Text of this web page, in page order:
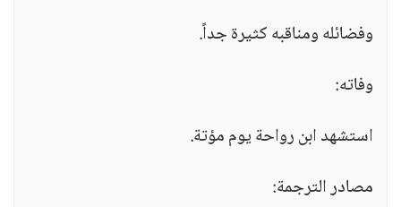
وفضائله ومناقبه كثيرة جداً.
وفاته:
استشهد ابن رواحة يوم مؤتة.
مصادر الترجمة: